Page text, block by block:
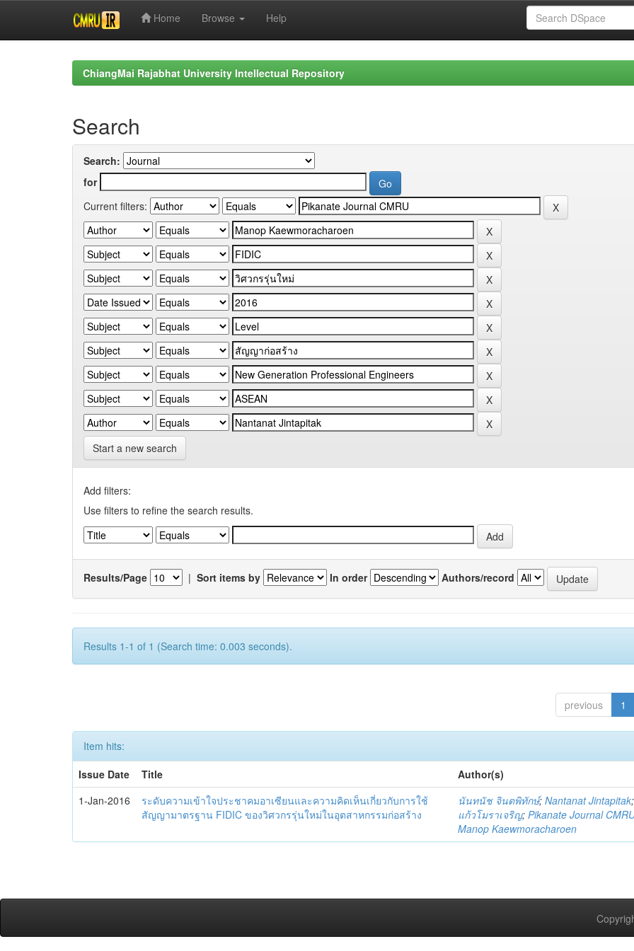
Home Browse Help
ChiangMai Rajabhat University Intellectual Repository
Search
Search:
for
Current filters:
Start a new search
Add filters:
Use filters to refine the search results.
Results/Page | Sort items by In order Authors/record
Results 1-1 of 1 (Search time: 0.003 seconds).
previous 1
Item hits:
Issue Date
Title
Author(s)
1-Jan-2016
ระดับความเข้าใจประชาคมอาเซียนและความคิดเห็นเกี่ยวกับการใช้
สัญญามาตรฐาน FIDIC ของวิศวกรรุ่นใหม่ในอุตสาหกรรมก่อสร้าง
นันทนัช จินตพิทักษ์;Nantanat Jintapitak;
แก้วโมราเจริญ;Pikanate Journal
Manop Kaewmoracharoen